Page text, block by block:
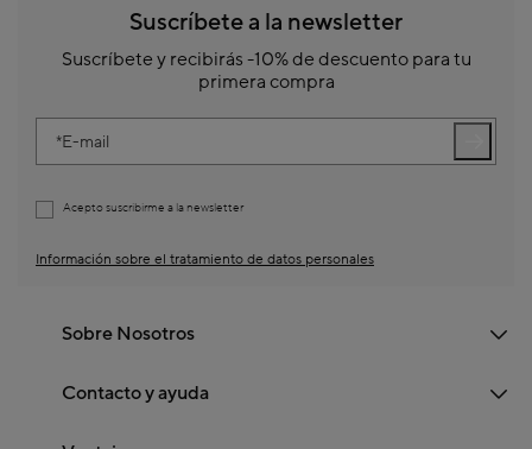
Suscríbete a la newsletter
Suscríbete y recibirás -10% de descuento para tu
primera compra
E-mail
Acepto suscribirme a la newsletter
Información sobre el tratamiento de datos personales
Sobre Nosotros
Contacto y ayuda